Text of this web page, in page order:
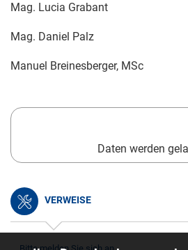
Mag. Lucia Grabant
Mag. Daniel Palz
Manuel Breinesberger, MSc
Daten werden
VERWEISE